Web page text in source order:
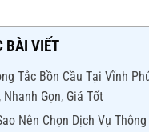
BÀI VIẾT
Tắc Bồn Cầu Tại Vĩnh
Nhanh Gọn, Giá Tốt
Nên Chọn Dịch Vụ